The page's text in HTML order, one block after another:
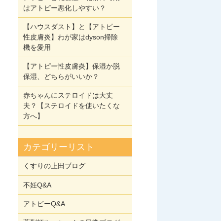
はアトピー悪化しやすい？
【ハウスダスト】と【アトピー
性皮膚炎】わが家はdyson掃除
機を愛用
【アトピー性皮膚炎】保湿か脱
保湿、どちらがいいか？
赤ちゃんにステロイドは大丈
夫？【ステロイドを使いたくな
方へ】
カテゴリーリスト
くすりの上田ブログ
不妊Q&A
アトピーQ&A